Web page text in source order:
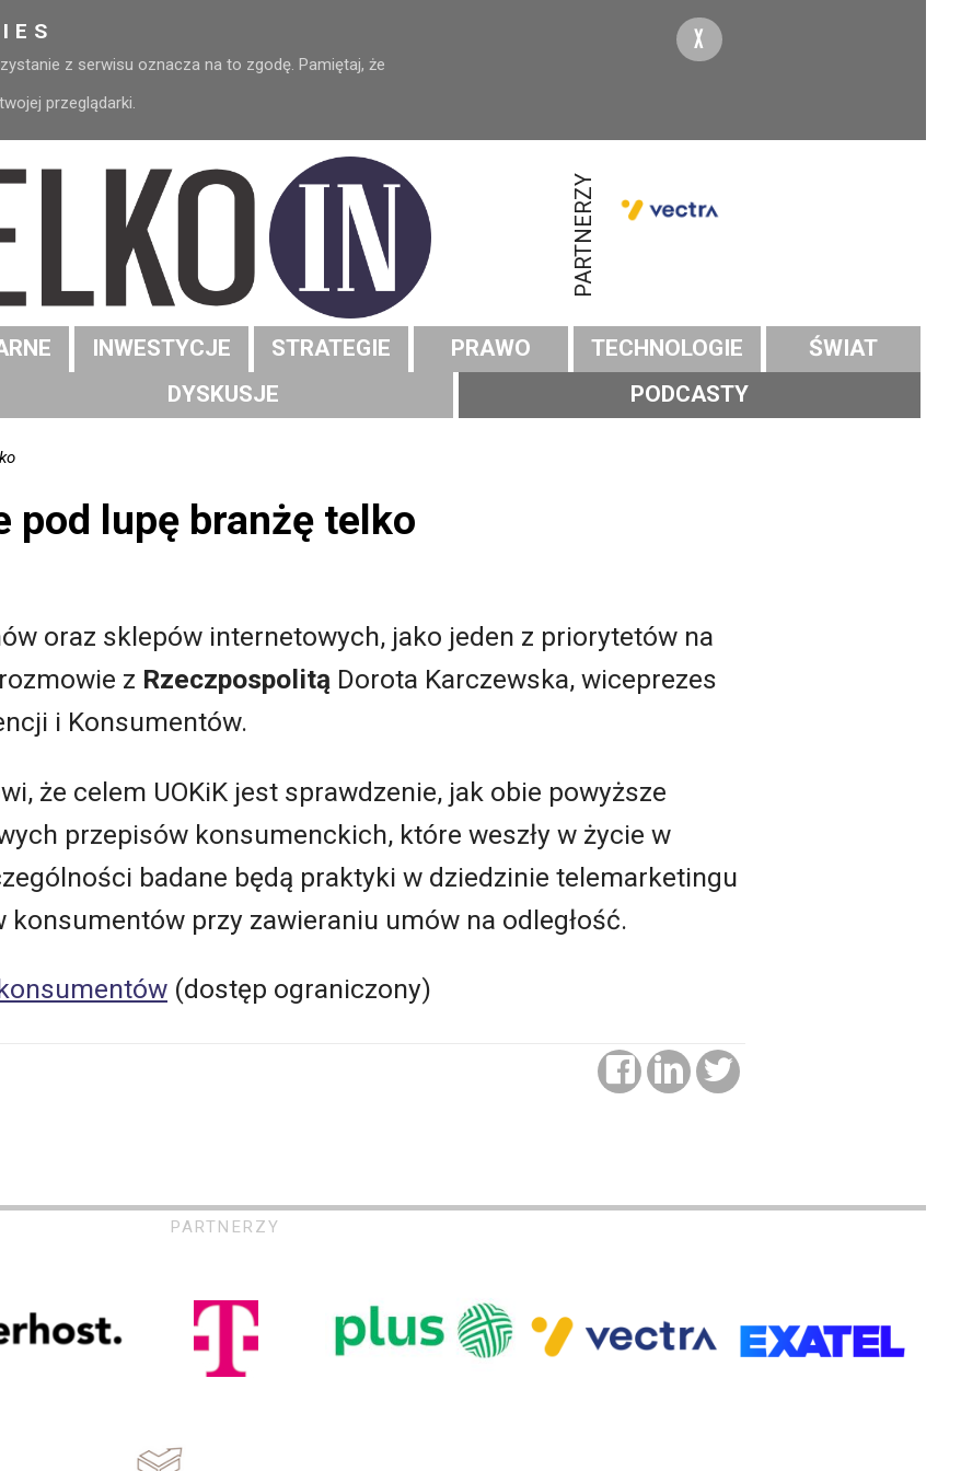
z serwisu oznacza na to zgodę. Pamiętaj, że
przeglądarki.
X
PARTNERZY
INWESTYCJE STRATEGIE PRAWO TECHNOLOGIE
ŚWIAT
DYSKUSJE PODCASTY
pod lupę branżę telko
oraz sklepów internetowych, jako jeden z priorytetów na
z Rzeczpospolitą Dorota Karczewska, wiceprezes
i Konsumentów.
że celem UOKiK jest sprawdzenie, jak obie powyższe
przepisów konsumenckich, które weszły w życie w
badane będą praktyki w dziedzinie telemarketingu
przy zawieraniu umów na odległość.
(dostęp ograniczony)
PARTNERZY